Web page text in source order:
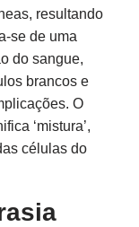
resultando
se de uma
do sangue,
brancos e
O
‘mistura’,
células do